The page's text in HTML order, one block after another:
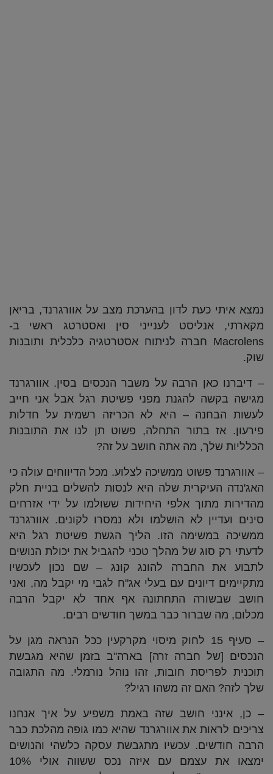
נמצא איתי כעת לדון בהערכת מצב על אוורגרנד, בריאן
מקארתי, אנליסט לענייני סין ואסטרטג ראשי ב-
Macrolens חברה לניתוח אסטרטגיה כלכלית ותובנות
שוק.
– דיברנו כאן הרבה על משבר הנכסים בסין. אוורגרנד
מגישה בקשה להגנת מפני פשיטת רגל אבל אני חייב
לעשות הבחנה – היא לא הכריזה רשמית על חדלות
פירעון. אז בתור התחלה, פשוט תן לנו את התובנות
הכלליות שלך, מה אתה חושב על זה?
– אוורגרנד פשוט ממשיכה לצלוע. מכל הדיווחים עולה כי
האג'נדה העיקרית שלה היא לנסות להשלים בניית חלק
מהדירות מתוך אלפי היחידות ששולמו על ידי אזרחים
סינים ועדיין לא הושלמו ולא נמסרו לקונים. אוורגרנד
ממשיכה במשימה הזו. הליך הגשת פשיטת רגל היא
לדעתי רק סוג של מהלך טכני להגביל את יכולת הנושים
לתבוע את החברה להונג קונג – שם נכון לעכשיו
מתקיימים דיונים עם בעלי אג"ח לגבי מי יקבל מה, ואני
חושב שבשורה התחתונה אף אחד לא יקבל הרבה
מכלום, מה שברור כבר במשך חודשים רבים.
– סעיף 15 לחוק מיסוי מקרקעין ככל הנראה מגן על
הנכסים [של חברה זרה] בארה"ב בזמן שהיא מגבשת
תוכנית לפריסת חובות, זהו נוהל נורמלי. מה התגובה
שלך לזה? האם זה משהו רגיל?
– כן, אינני חושב שזה באמת משפיע על איך אנחנו
צריכים לראות את אוורגרנד שהיא כמו גופה מהלכת כבר
הרבה חודשים. עכשיו מתגבשת עסקה כלשהי והנושים
ימצאו את עצמם עם איזה נכס ששווה אולי 10%